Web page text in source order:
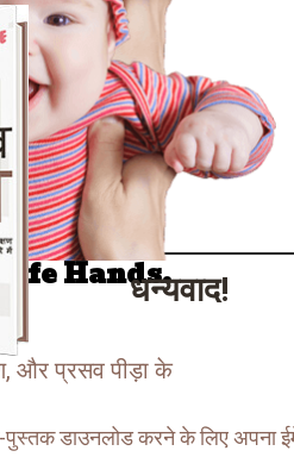
Done.
Hands.
और प्रसव पीड़ा के
धन्यवाद!
पुस्तक डाउनलोड करने के लिए अपना